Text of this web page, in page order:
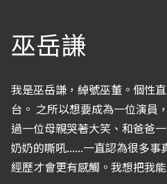
巫岳謙
我是巫岳謙，綽號巫董。個性
台。 之所以想要成為一位演員
過一位母親哭著大笑、和爸爸
奶奶的嘶吼......一直認為很多
經歷才會更有感觸。我想把我